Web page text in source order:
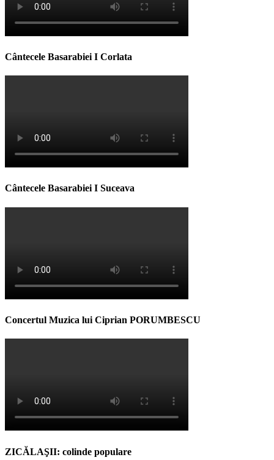
Cântecele Basarabiei I Corlata
Cântecele Basarabiei I Suceava
Concertul Muzica lui Ciprian PORUMBESCU
ZICĂLAŞII: colinde populare